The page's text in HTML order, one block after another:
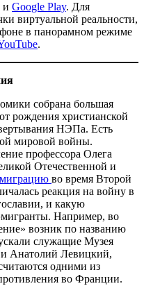
и Google Play. Для
виртуальной реальности,
в панорамном режиме
.
собрана большая
рождения христианской
НЭПа. Есть
мировой войны.
профессора Олега
Отечественной и
во время Второй
реакция на войну в
и какую
Например, во
возник по названию
служащие Музея
Анатолий Левицкий,
одними из
во Франции.